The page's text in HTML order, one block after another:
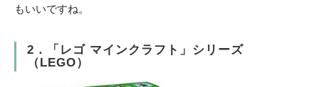
もいいですね。
2．「レゴ マインクラフト」シリーズ
（LEGO）